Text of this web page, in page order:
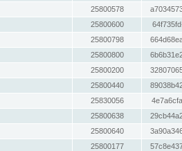
25800578
25800600
25800798
25800800
25800200
25800440
25830056
25800638
25800640
25800177